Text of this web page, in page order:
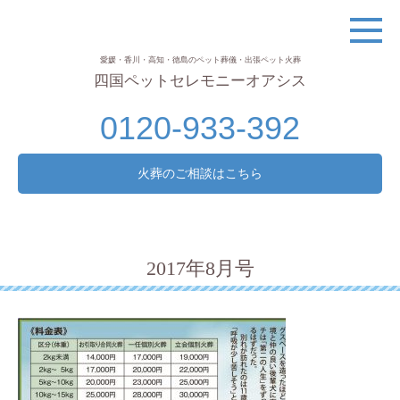
愛媛・香川・高知・徳島のペット葬儀・出張ペット火葬
四国ペットセレモニーオアシス
0120-933-392
火葬のご相談はこちら
2017年8月号